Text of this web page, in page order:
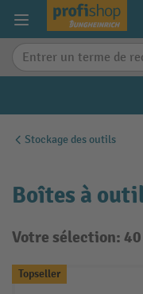
content
Stockage des outils
Boîtes à
Votre sélection:
Topseller